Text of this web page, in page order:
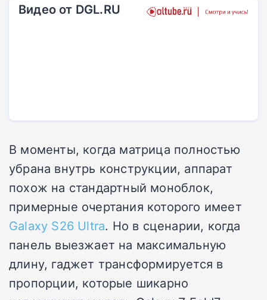
Видео от DGL.RU
В моменты, когда матрица полностью
убрана внутрь конструкции, аппарат
похож на стандартный моноблок,
примерные очертания которого имеет
Galaxy S26 Ultra. Но в сценарии, когда
панель выезжает на максимальную
длину, гаджет трансформируется в
пропорции, которые шикарно